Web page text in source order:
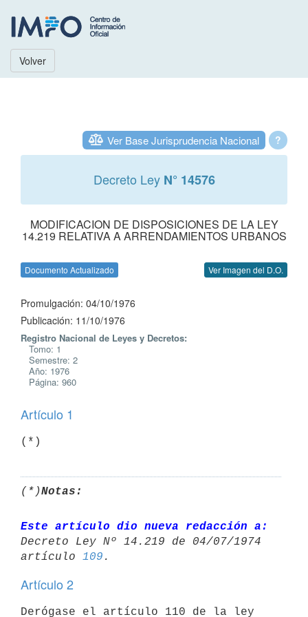
Volver
?
Ver Base Jurisprudencia Nacional
Decreto Ley N° 14576
MODIFICACION DE DISPOSICIONES DE LA LEY
14.219 RELATIVA A ARRENDAMIENTOS URBANOS
Documento Actualizado Ver Imagen del D.O.
Promulgación: 04/10/1976
Publicación: 11/10/1976
Registro Nacional de Leyes y Decretos:
Tomo: 1
Semestre: 2
Año: 1976
Página: 960
Artículo 1
(*)
(*)Notas:
Este artículo dio nueva redacción a:
Decreto Ley Nº 14.219 de 04/07/1974
artículo 109
Artículo 2
Derógase el artículo 110 de la ley